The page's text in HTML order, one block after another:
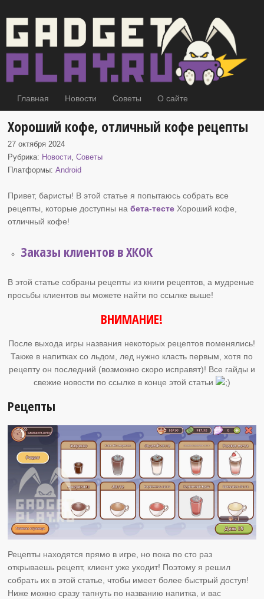
Главная Новости Советы О сайте
Хороший кофе, отличный кофе рецепты
27 октября 2024
Рубрика: Новости,Советы
Платформы:Android
Привет, баристы! В этой статье я попытаюсь собрать все
рецепты, которые доступны набета-тесте Хороший кофе
отличный кофе!
Заказы клиентов в ХКОК
В этой статье собраны рецепты из книги рецептов, а мудреные
просьбы клиентов вы можете найти по ссылке выше!
ВНИМАНИЕ!
После выхода игры названия некоторых рецептов поменялись!
Также в напитках со льдом, лед нужно класть первым, хотя по
рецепту он последний (возможно скоро исправят)! Все гайды и
свежие новости по ссылке в конце этой статьи
Рецепты
Рецепты находятся прямо в игре, но пока по сто раз
открываешь рецепт, клиент уже уходит! Поэтому я решил
собрать их в этой статье, чтобы имеет более быстрый доступ!
Ниже можно сразу тапнуть по названию напитка, и вас